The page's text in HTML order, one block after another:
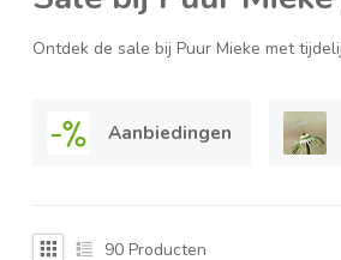
Ontdek de sale bij Puur Mieke met
Aanbiedingen
90 Producten